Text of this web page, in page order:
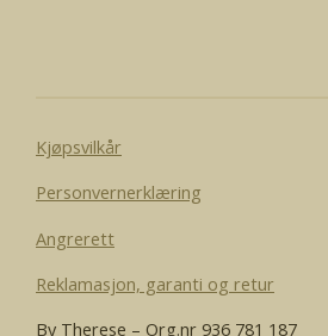
Kjøpsvilkår
Personvernerklæring
Angrerett
Reklamasjon, garanti og retur
By Therese – Org.nr 936 781 187